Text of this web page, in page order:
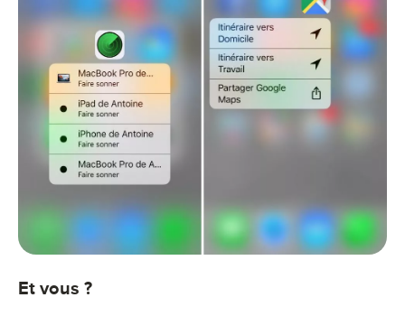
Et vous ?